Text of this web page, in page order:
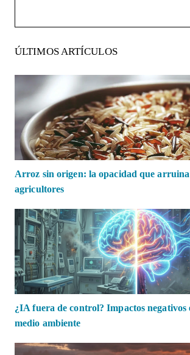
ÚLTIMOS ARTÍCULOS
Arroz sin origen: la opacidad que arruina
agricultores
¿IA fuera de control? Impactos negativos
medio ambiente